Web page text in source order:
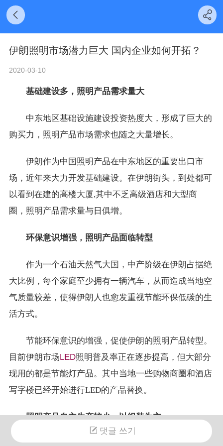
伊朗照明市场潜力巨大 国内企业如何开拓？
2020-03-10
基础建设多，照明产品需求量大
中东地区基础设施建设投资热度大，形成了巨大的
购买力，照明产品市场需求也随之大量增长。
伊朗作为中国照明产品在中东地区的重要出口市
场，近年来大力开发基础建设。在伊朗街头，到处都可
以看到在建的高楼大厦,其中不乏高级酒店和大型商
圈，照明产品需求量与日俱增。
环保意识增强，照明产品面临转型
作为一个石油天然气大国，中产阶级在伊朗占据绝
大比例，每个家庭至少拥有一辆汽车，从而造成当地空
气质量较差，使得伊朗人也愈发重视节能环保低碳的生
活方式。
节能环保意识的增强，促使伊朗的照明产品转型。
目前伊朗市场LED照明普及率正在逐步提高，但大部分
现用的都是节能灯产品。其中当地一些购物商圈和酒店
写字楼已经开始进行LED的产品替换。
照明产品自主生产较少，以组装为主
据了解，伊朗照明产品生产工厂很少，基本都不在
댓글 쓰기